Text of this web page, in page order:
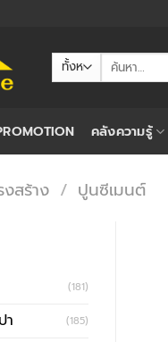
ค้นหา:
คลังความรู้
งสร้าง / ปูนซีเมนต์
(181)
า (185)